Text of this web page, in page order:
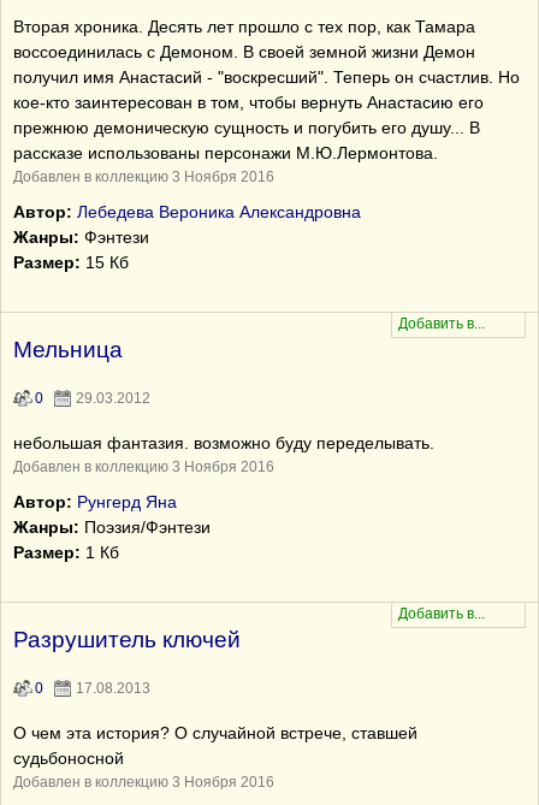
Вторая хроника. Десять лет прошло с тех пор, как Тамара
воссоединилась с Демоном. В своей земной жизни Демон
получил имя Анастасий - "воскресший". Теперь он счастлив. Но
кое-кто заинтересован в том, чтобы вернуть Анастасию его
прежнюю демоническую сущность и погубить его душу... В
рассказе использованы персонажи М.Ю.Лермонтова.
Добавлен в коллекцию 3 Ноября 2016
Автор: Лебедева Вероника Александровна
Жанры: Фэнтези
Размер: 15 Кб
Мельница
0 29.03.2012
небольшая фантазия. возможно буду переделывать.
Добавлен в коллекцию 3 Ноября 2016
Автор: Рунгерд Яна
Жанры: Поэзия/Фэнтези
Размер: 1 Кб
Разрушитель ключей
0 17.08.2013
О чем эта история? О случайной встрече, ставшей
судьбоносной
Добавлен в коллекцию 3 Ноября 2016